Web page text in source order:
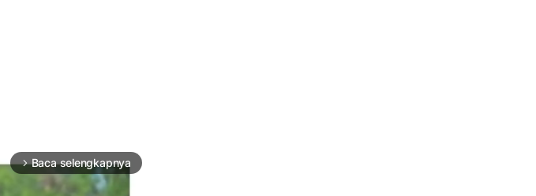
arrow_forward_ios Baca selengkapnya